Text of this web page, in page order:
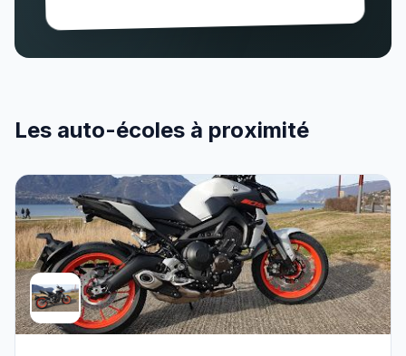
Les auto-écoles à proximité